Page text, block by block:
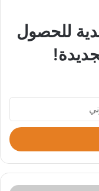
للحصول